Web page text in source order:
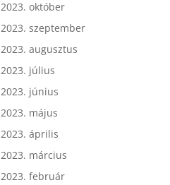
2023. november
2023. október
2023. szeptember
2023. augusztus
2023. július
2023. június
2023. május
2023. április
2023. március